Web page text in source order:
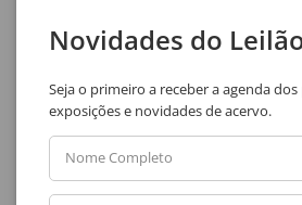
Novidades do
Seja o primeiro a receber a agenda
exposições e novidades de acervo.
Nome Completo